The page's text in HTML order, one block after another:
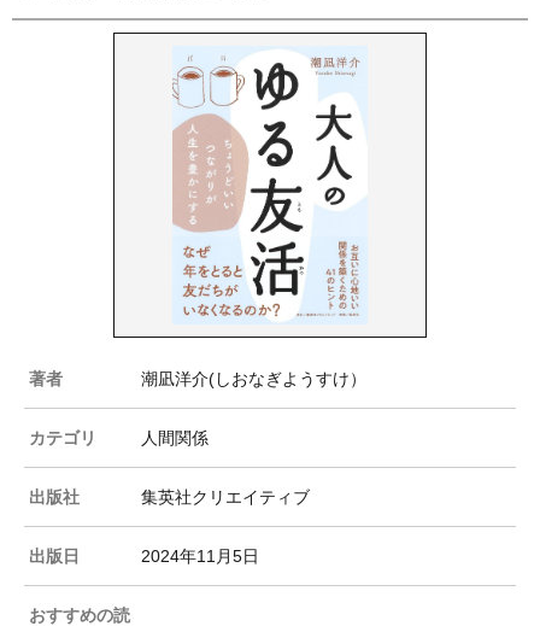
著者 潮凪洋介(しおなぎようすけ）
カテゴリ 人間関係
出版社 集英社クリエイティブ
出版日 2024年11月5日
おすすめの読